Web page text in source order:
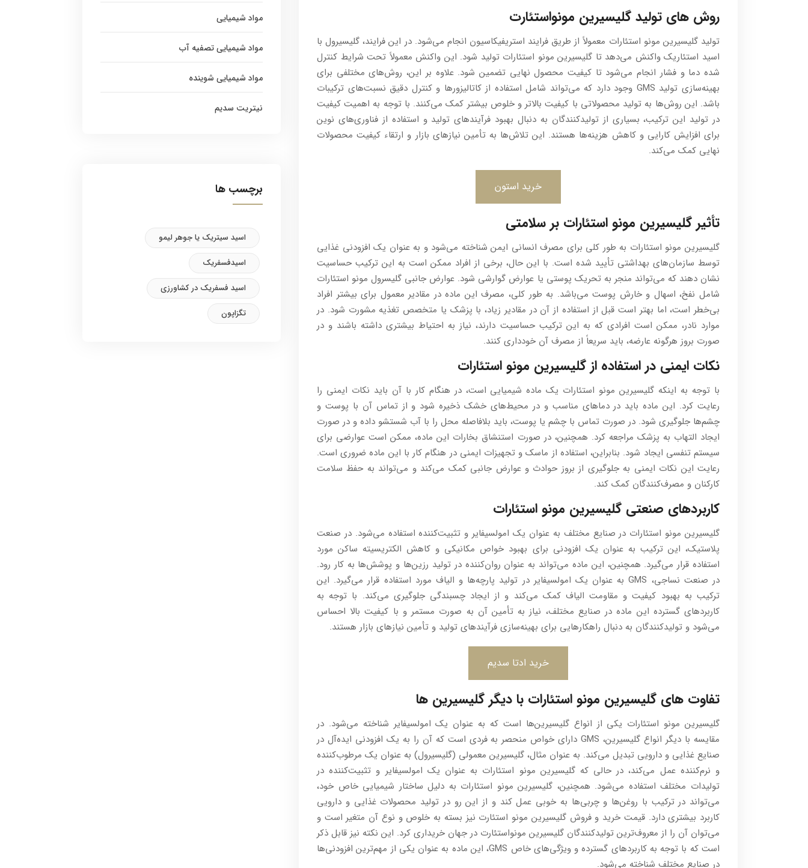
روش های تولید گلیسیرین مونواستئارت
تولید گلیسیرین مونو استئارات معمولاً از طریق فرایند استریفیکاسیون انجام می‌شود. در این فرایند، گلیسیرول با
اسید استئاریک واکنش می‌دهد تا گلیسیرین مونو استئارات تولید شود. این واکنش معمولاً تحت شرایط کنترل
شده دما و فشار انجام می‌شود تا کیفیت محصول نهایی تضمین شود. علاوه بر این، روش‌های مختلفی برای
بهینه‌سازی تولید GMS وجود دارد که می‌تواند شامل استفاده از کاتالیزورها و کنترل دقیق نسبت‌های ترکیبات
باشد. این روش‌ها به تولید محصولاتی با کیفیت بالاتر و خلوص بیشتر کمک می‌کنند. با توجه به اهمیت کیفیت
در تولید این ترکیب، بسیاری از تولیدکنندگان به دنبال بهبود فرآیندهای تولید و استفاده از فناوری‌های نوین
برای افزایش کارایی و کاهش هزینه‌ها هستند. این تلاش‌ها به تأمین نیازهای بازار و ارتقاء کیفیت محصولات
نهایی کمک می‌کند.
خرید استون
تأثیر گلیسیرین مونو استئارات بر سلامتی
گلیسیرین مونو استئارات به طور کلی برای مصرف انسانی ایمن شناخته می‌شود و به عنوان یک افزودنی غذایی
توسط سازمان‌های بهداشتی تأیید شده است. با این حال، برخی از افراد ممکن است به این ترکیب حساسیت
نشان دهند که می‌تواند منجر به تحریک پوستی یا عوارض گوارشی شود. عوارض جانبی گلیسرول مونو استئارات
شامل نفخ، اسهال و خارش پوست می‌باشد. به طور کلی، مصرف این ماده در مقادیر معمول برای بیشتر افراد
بی‌خطر است، اما بهتر است قبل از استفاده از آن در مقادیر زیاد، با پزشک یا متخصص تغذیه مشورت شود. در
موارد نادر، ممکن است افرادی که به این ترکیب حساسیت دارند، نیاز به احتیاط بیشتری داشته باشند و در
صورت بروز هرگونه عارضه، باید سریعاً از مصرف آن خودداری کنند.
نکات ایمنی در استفاده از گلیسیرین مونو استئارات
با توجه به اینکه گلیسیرین مونو استئارات یک ماده شیمیایی است، در هنگام کار با آن باید نکات ایمنی را
رعایت کرد. این ماده باید در دماهای مناسب و در محیط‌های خشک ذخیره شود و از تماس آن با پوست و
چشم‌ها جلوگیری شود. در صورت تماس با چشم یا پوست، باید بلافاصله محل را با آب شستشو داده و در صورت
ایجاد التهاب به پزشک مراجعه کرد. همچنین، در صورت استنشاق بخارات این ماده، ممکن است عوارضی برای
سیستم تنفسی ایجاد شود. بنابراین، استفاده از ماسک و تجهیزات ایمنی در هنگام کار با این ماده ضروری است.
رعایت این نکات ایمنی به جلوگیری از بروز حوادث و عوارض جانبی کمک می‌کند و می‌تواند به حفظ سلامت
کارکنان و مصرف‌کنندگان کمک کند.
کاربردهای صنعتی گلیسیرین مونو استئارات
گلیسیرین مونو استئارات در صنایع مختلف به عنوان یک امولسیفایر و تثبیت‌کننده استفاده می‌شود. در صنعت
پلاستیک، این ترکیب به عنوان یک افزودنی برای بهبود خواص مکانیکی و کاهش الکتریسیته ساکن مورد
استفاده قرار می‌گیرد. همچنین، این ماده می‌تواند به عنوان روان‌کننده در تولید رزین‌ها و پوشش‌ها به کار رود.
در صنعت نساجی، GMS به عنوان یک امولسیفایر در تولید پارچه‌ها و الیاف مورد استفاده قرار می‌گیرد. این
ترکیب به بهبود کیفیت و مقاومت الیاف کمک می‌کند و از ایجاد چسبندگی جلوگیری می‌کند. با توجه به
کاربردهای گسترده این ماده در صنایع مختلف، نیاز به تأمین آن به صورت مستمر و با کیفیت بالا احساس
می‌شود و تولیدکنندگان به دنبال راهکارهایی برای بهینه‌سازی فرآیندهای تولید و تأمین نیازهای بازار هستند.
خرید ادتا سدیم
تفاوت های گلیسیرین مونو استئارات با دیگر گلیسیرین ها
گلیسیرین مونو استئارات یکی از انواع گلیسیرین‌ها است که به عنوان یک امولسیفایر شناخته می‌شود. در
مقایسه با دیگر انواع گلیسیرین، GMS دارای خواص منحصر به فردی است که آن را به یک افزودنی ایده‌آل در
صنایع غذایی و دارویی تبدیل می‌کند. به عنوان مثال، گلیسیرین معمولی (گلیسیرول) به عنوان یک مرطوب‌کننده
و نرم‌کننده عمل می‌کند، در حالی که گلیسیرین مونو استئارات به عنوان یک امولسیفایر و تثبیت‌کننده در
تولیدات مختلف استفاده می‌شود. همچنین، گلیسیرین مونو استئارات به دلیل ساختار شیمیایی خاص خود،
می‌تواند در ترکیب با روغن‌ها و چربی‌ها به خوبی عمل کند و از این رو در تولید محصولات غذایی و دارویی
کاربرد بیشتری دارد. قیمت خرید و فروش گلیسیرین مونو استئارت نیز بسته به خلوص و نوع آن متغیر است و
می‌توان آن را از معروف‌ترین تولیدکنندگان گلیسیرین مونواستئارت در جهان خریداری کرد. این نکته نیز قابل ذکر
است که با توجه به کاربردهای گسترده و ویژگی‌های خاص GMS، این ماده به عنوان یکی از مهم‌ترین افزودنی‌ها
در صنایع مختلف شناخته می‌شود.
مواد شیمیایی
مواد شیمیایی تصفیه آب
مواد شیمیایی شوینده
نیتریت سدیم
برچسب ها
اسید سیتریک یا جوهر لیمو
اسیدفسفریک
اسید فسفریک در کشاورزی
تگزاپون